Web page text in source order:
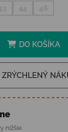
DO KOŠÍKA
ZRÝCHLENÝ
nižšie.